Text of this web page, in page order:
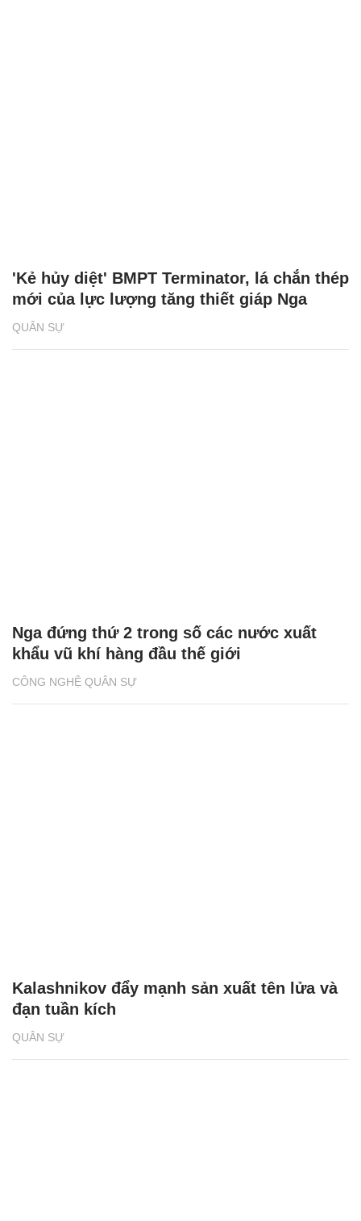
QUÂN SỰ
'Kẻ hủy diệt' BMPT Terminator, lá chắn thép
mới của lực lượng tăng thiết giáp Nga
CÔNG NGHỆ QUÂN SỰ
Nga đứng thứ 2 trong số các nước xuất
khẩu vũ khí hàng đầu thế giới
QUÂN SỰ
Kalashnikov đẩy mạnh sản xuất tên lửa và
đạn tuần kích